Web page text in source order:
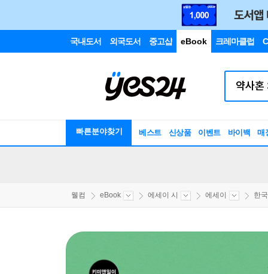
국내도서 외국도서 중고샵 eBook 크레마클럽
빠른분야찾기 베스트 신상품 이벤트 바이백 매
웰컴 eBook 에세이 시 에세이 한